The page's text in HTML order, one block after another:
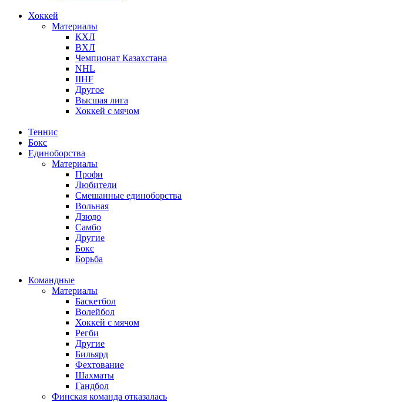
Хоккей
Материалы
КХЛ
ВХЛ
Чемпионат Казахстана
NHL
IIHF
Другое
Высшая лига
Хоккей с мячом
Теннис
Бокс
Единоборства
Материалы
Профи
Любители
Смешанные единоборства
Вольная
Дзюдо
Самбо
Другие
Бокс
Борьба
Командные
Материалы
Баскетбол
Волейбол
Хоккей с мячом
Регби
Другие
Бильярд
Фехтование
Шахматы
Гандбол
Финская команда отказалась